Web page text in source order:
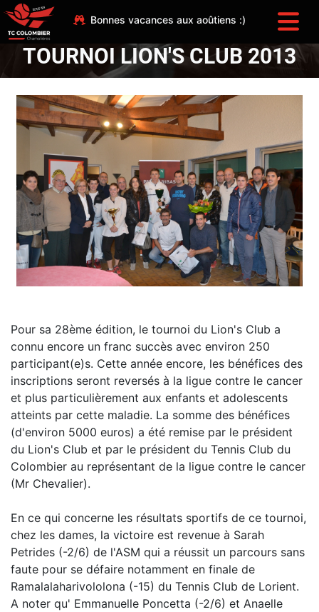
Bonnes vacances aux aoûtiens :)
TOURNOI LION'S CLUB 2013
Pour sa 28ème édition, le tournoi du Lion's Club a
connu encore un franc succès avec environ 250
participant(e)s. Cette année encore, les bénéfices des
inscriptions seront reversés à la ligue contre le cancer
et plus particulièrement aux enfants et adolescents
atteints par cette maladie. La somme des bénéfices
(d'environ 5000 euros) a été remise par le président
du Lion's Club et par le président du Tennis Club du
Colombier au représentant de la ligue contre le cancer
(Mr Chevalier).
En ce qui concerne les résultats sportifs de ce tournoi,
chez les dames, la victoire est revenue à Sarah
Petrides (-2/6) de l'ASM qui a réussit un parcours sans
faute pour se défaire notamment en finale de
Ramalalaharivololona (-15) du Tennis Club de Lorient.
A noter qu' Emmanuelle Poncetta (-2/6) et Anaelle